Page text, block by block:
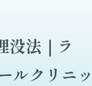
没法｜ラ
ルクリニッ